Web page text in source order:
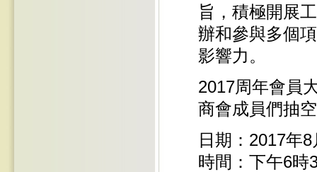
旨，積極開展
辦和參與多個
影響力。
2017周年會員
商會成員們抽
日期：2017年
時間：下午6時